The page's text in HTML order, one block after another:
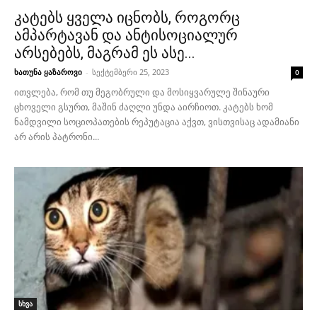
კატებს ყველა იცნობს, როგორც
ამპარტავან და ანტისოციალურ
არსებებს, მაგრამ ეს ასე...
ხათუნა ყაზაროვი - სექტემბერი 25, 2023 0
ითვლება, რომ თუ მეგობრული და მოსიყვარულე შინაური
ცხოველი გსურთ, მაშინ ძაღლი უნდა აირჩიოთ. კატებს ხომ
ნამდვილი სოციოპათების რეპუტაცია აქვთ, ვისთვისაც ადამიანი
არ არის პატრონი...
სხვა